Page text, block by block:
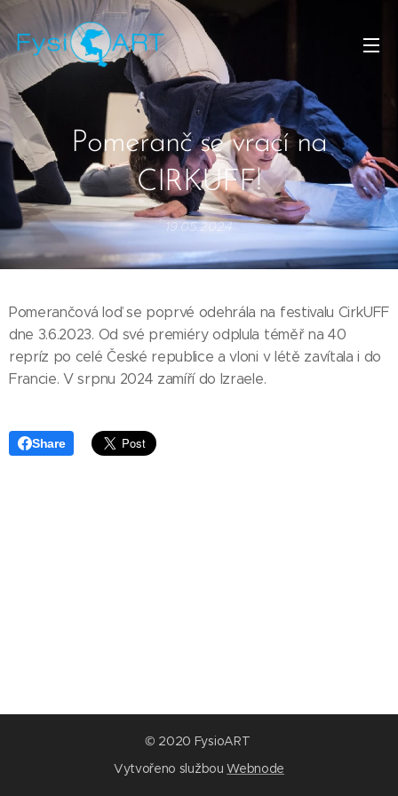
Pomeranč se vrací na
CIRKUFF!
19.05.2024
Pomerančová loď se poprvé odehrála na festivalu CirkUFF
dne 3.6.2023. Od své premiéry odplula téměř na 40
repríz po celé České republice a vloni v létě zavítala i do
Francie. V srpnu 2024 zamíří do Izraele.
Share
© 2020 FysioART
Vytvořeno službouWebnode